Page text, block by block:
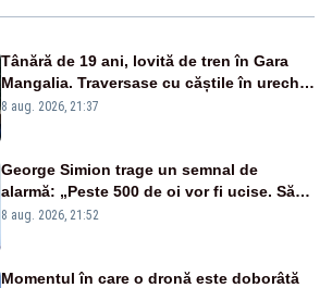
Tânără de 19 ani, lovită de tren în Gara
Mangalia. Traversase cu căștile în urechi
liniile printr-un loc nepermis
8 aug. 2026, 21:37
George Simion trage un semnal de
alarmă: „Peste 500 de oi vor fi ucise. Să
vedem dacă ciobanii vor fi despăgubiți”
8 aug. 2026, 21:52
Momentul în care o dronă este doborâtă